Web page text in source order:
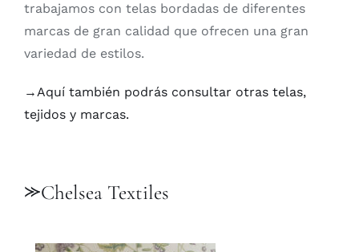
trabajamos con telas bordadas de diferentes
marcas de gran calidad que ofrecen una gran
variedad de estilos.
→Aquí también podrás consultar otras telas,
tejidos y marcas.
⪼Chelsea Textiles